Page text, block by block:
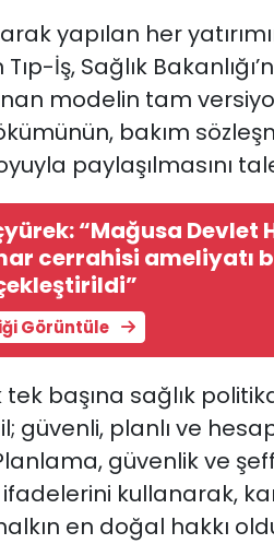
yapılan her
İş, Sağlık
modelin tam
bakım
paylaşılmasını
“Mağusa Devlet
cerrahisi ameliyatı
Görüntüle
başına sağlık
güvenli, planlı ve
güvenlik ve
ifadelerini kullanarak,
en doğal hakkı